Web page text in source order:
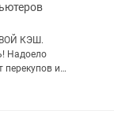
КЭШ.
Надоело
перекупов и
стареет с